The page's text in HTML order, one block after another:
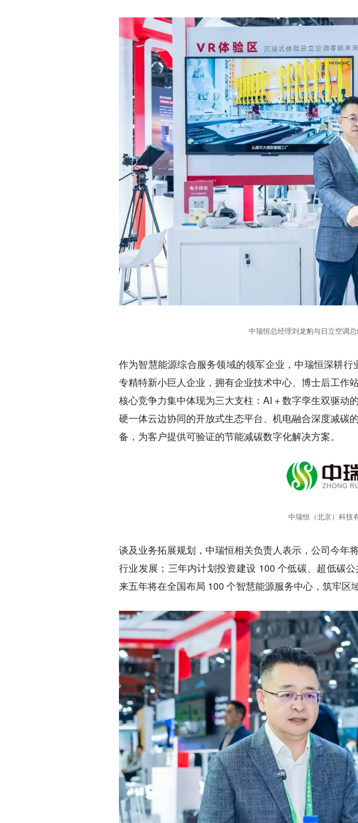
中瑞恒总经理刘龙豹与日立空调
作为智慧能源综合服务领域的领军企业，中瑞恒深耕
专精特新小巨人企业，拥有企业技术中心、博士后工作
核心竞争力集中体现为三大支柱：AI + 数字孪生双驱动
硬一体云边协同的开放式生态平台、机电融合深度减碳
备，为客户提供可验证的节能减碳数字化解决方案。
中瑞恒（北京）科技
谈及业务拓展规划，中瑞恒相关负责人表示，公司今年
行业发展；三年内计划投资建设 100 个低碳、超低碳
来五年将在全国布局 100 个智慧能源服务中心，筑牢区